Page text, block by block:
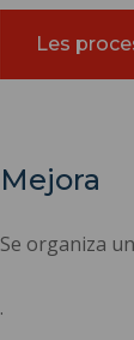
Les
Mejora
Se organiza
.